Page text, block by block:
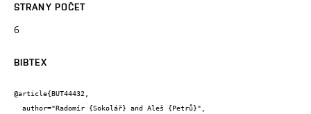
STRANY POČET
6
BIBTEX
@article{BUT44432,